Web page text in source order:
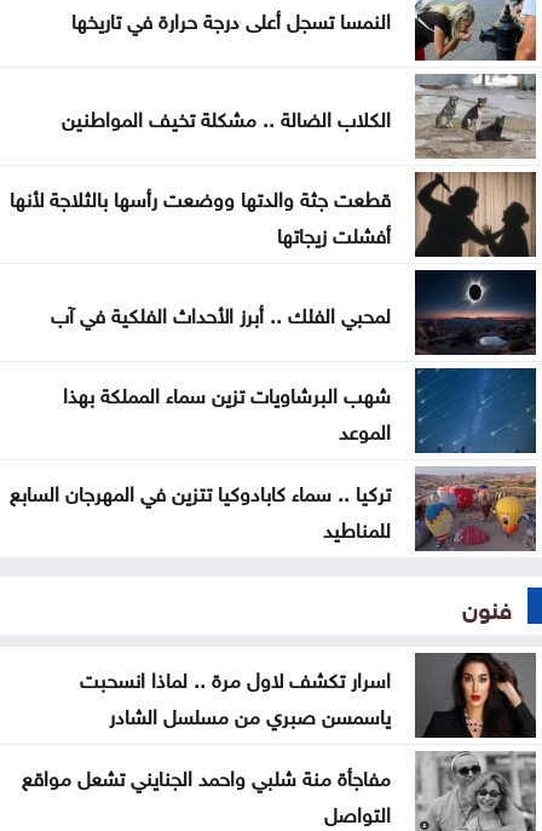
علامات تجارية مقلدة
الدفاع اليمنية تؤكد سقوط قتلى وجرحى في هجوم
حوثي وتتوعد بالرد
تغيير مسار 49 سفينة وتعطيل سفينتين ضمن عمليات
فرض الحصار على إيران
المواصفات والمقاييس: لا شكاوى بشأن أسطوانات
الغاز الجديدة
النمسا تسجل أعلى درجة حرارة في تاريخها
الكلاب الضالة .. مشكلة تخيف المواطنين
قطعت جثة والدتها ووضعت رأسها بالثلاجة لأنها
أفشلت زيجاتها
لمحبي الفلك .. أبرز الأحداث الفلكية في آب
شهب البرشاويات تزين سماء المملكة بهذا
الموعد
تركيا .. سماء كابادوكيا تتزين في المهرجان السابع
للمناطيد
فنون
اسرار تكشف لاول مرة .. لماذا انسحبت
ياسمسن صبري من مسلسل الشادر
مفاجأة منة شلبي واحمد الجنايني تشعل مواقع
التواصل